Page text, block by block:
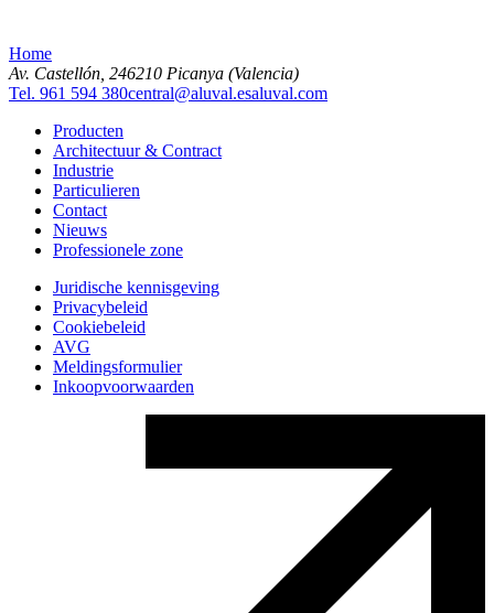
Home
Av. Castellón, 246210 Picanya (Valencia)
Tel. 961 594 380central@aluval.esaluval.com
Producten
Architectuur & Contract
Industrie
Particulieren
Contact
Nieuws
Professionele zone
Juridische kennisgeving
Privacybeleid
Cookiebeleid
AVG
Meldingsformulier
Inkoopvoorwaarden